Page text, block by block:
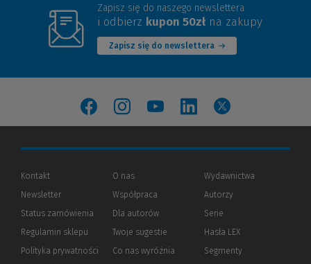
Zapisz się do naszego newslettera
i odbierz kupon 50zł na zakupy
Zapisz się do newslettera
(Nowe okno)
(Link do innej strony)(Nowe okno)
(Link do innej strony)(Nowe okno)
(Link do innej strony)(Nowe okno)
(Link do innej strony)(Nowe okno)
(Link do innej strony)
Kontakt
Newsletter
Status zamówienia
Regulamin sklepu
Polityka prywatności (Nowe
(Link
O nas
Współpraca
Dla autorów(Nowe
(Link
innej
strony)
Twoje sugestie
Co nas wyróżnia
Wydawnictwa
Autorzy
Serie
Hasła LEX
Segmenty